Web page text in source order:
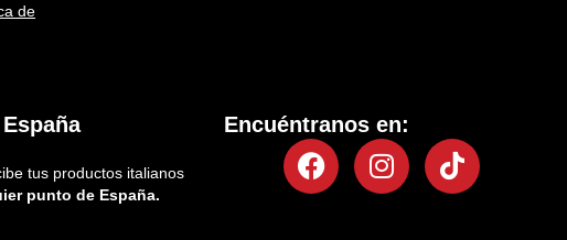
de
tus productos italianos
punto de España.
Encuéntranos en:
FacebookInstagram
Tiktok